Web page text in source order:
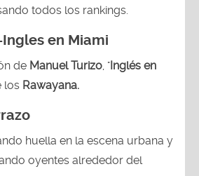
todos los rankings.
en Miami
de Manuel Turizo, "Inglés en
los Rawayana.
huella en la escena urbana y
oyentes alrededor del